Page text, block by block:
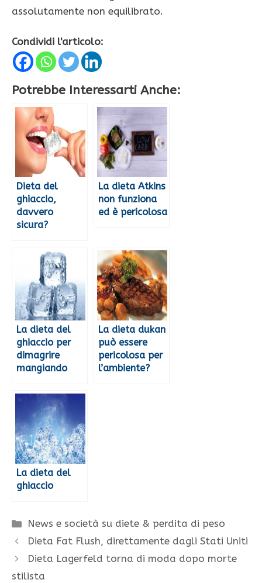
assolutamente non equilibrato.
Condividi l'articolo:
Potrebbe Interessarti Anche:
Dieta del
ghiaccio,
davvero
sicura?
La dieta Atkins
non funziona
ed è pericolosa
La dieta del
ghiaccio per
dimagrire
mangiando
La dieta dukan
può essere
pericolosa per
l’ambiente?
La dieta del
ghiaccio
Categorie
News e società su diete & perdita di peso
Dieta Fat Flush, direttamente dagli Stati Uniti
Dieta Lagerfeld torna di moda dopo morte
stilista